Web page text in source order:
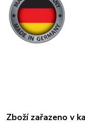
Zboží zařazeno v